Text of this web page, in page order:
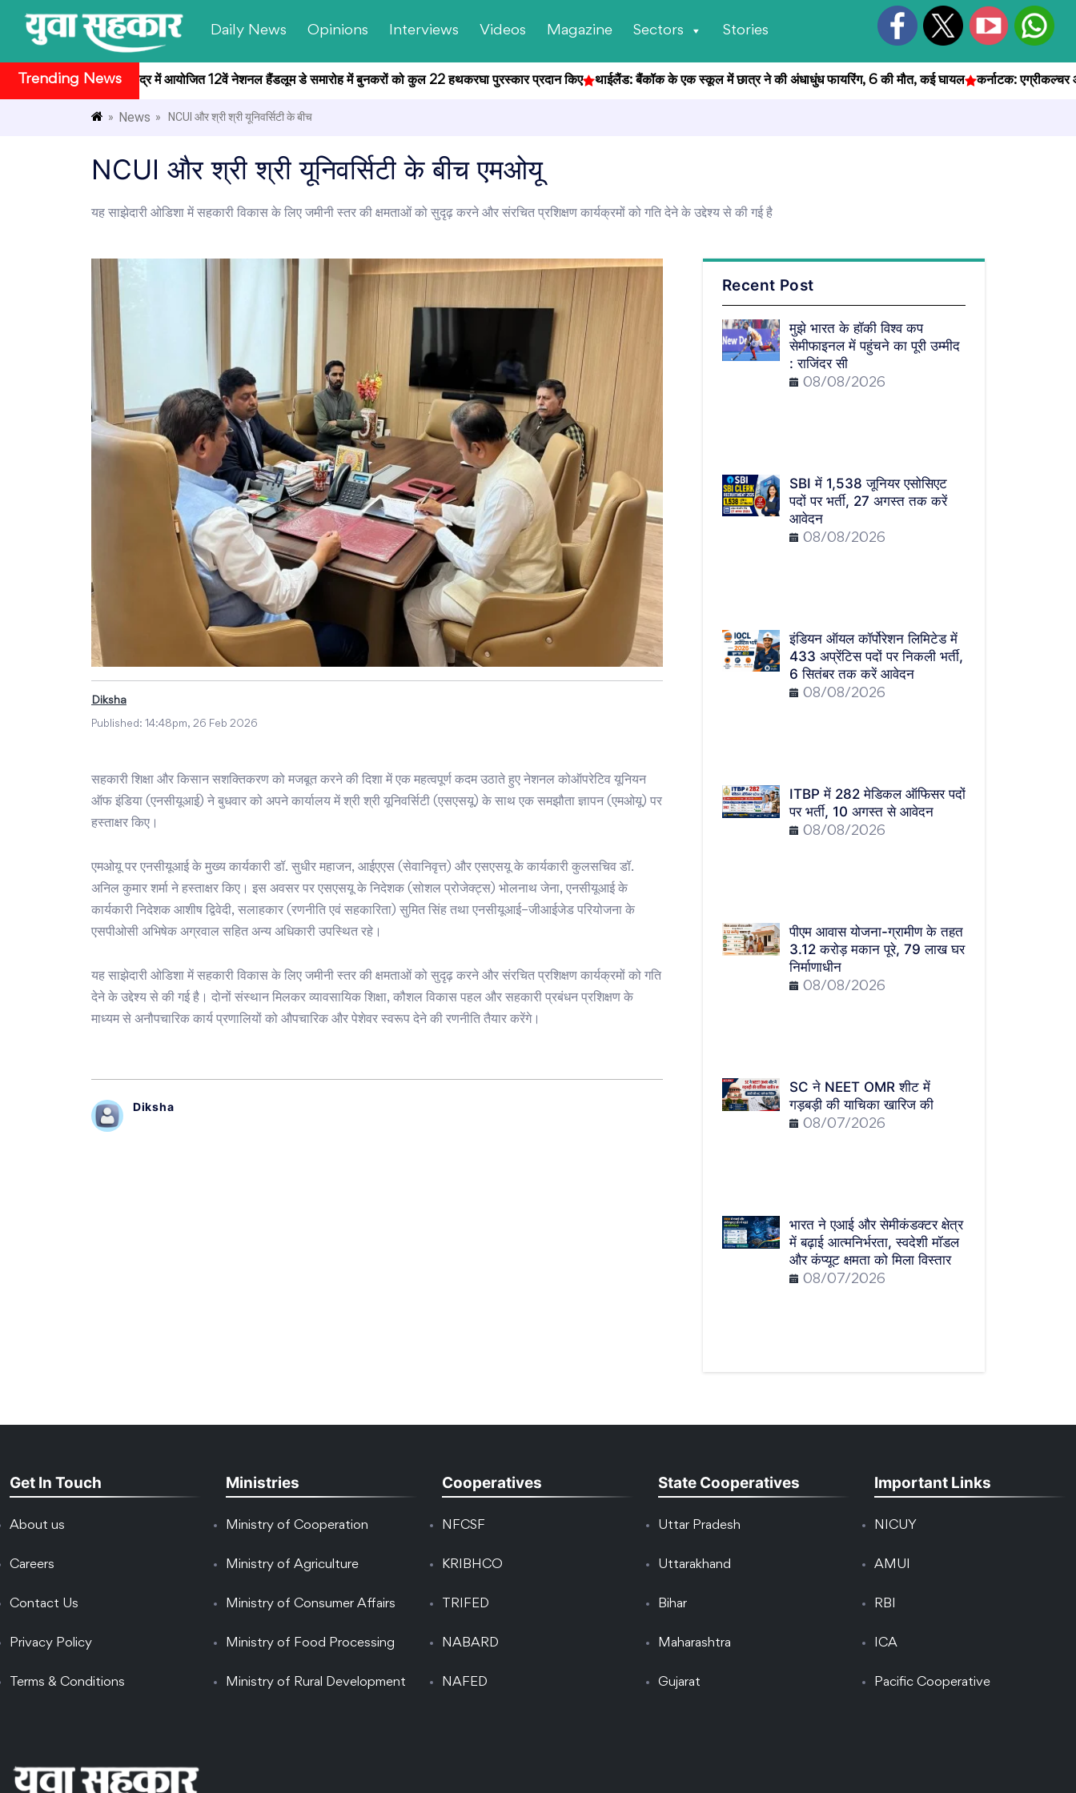
Daily News Opinions Interviews Videos Magazine Sectors Stories
Trending News
भवन सांस्कृतिक केंद्र में आयोजित 12वें नेशनल हैंडलूम डे समारोह में बुनकरों को कुल 22 हथकरघा पुरस्कार प्रदान किए थाईलैंड: बैंकॉक के एक स्कूल में छात्र ने की अंधाधुंध फायरिंग, 6 की मौत, कई घायल कर्नाटक: एग्रीकल्चर ऑफिसर
» News » NCUI और श्री श्री यूनिवर्सिटी के बीच
NCUI और श्री श्री यूनिवर्सिटी के बीच एमओयू
यह साझेदारी ओडिशा में सहकारी विकास के लिए जमीनी स्तर की क्षमताओं को सुदृढ़ करने और संरचित प्रशिक्षण कार्यक्रमों को गति देने के उद्देश्य से की गई है
Diksha
Published: 14:48pm, 26 Feb 2026
सहकारी शिक्षा और किसान सशक्तिकरण को मजबूत करने की दिशा में एक महत्वपूर्ण कदम उठाते हुए नेशनल कोऑपरेटिव यूनियन
ऑफ इंडिया (एनसीयूआई) ने बुधवार को अपने कार्यालय में श्री श्री यूनिवर्सिटी (एसएसयू) के साथ एक समझौता ज्ञापन (एमओयू) पर
हस्ताक्षर किए।
एमओयू पर एनसीयूआई के मुख्य कार्यकारी डॉ. सुधीर महाजन, आईएएस (सेवानिवृत्त) और एसएसयू के कार्यकारी कुलसचिव डॉ.
अनिल कुमार शर्मा ने हस्ताक्षर किए। इस अवसर पर एसएसयू के निदेशक (सोशल प्रोजेक्ट्स) भोलनाथ जेना, एनसीयूआई के
कार्यकारी निदेशक आशीष द्विवेदी, सलाहकार (रणनीति एवं सहकारिता) सुमित सिंह तथा एनसीयूआई–जीआईजेड परियोजना के
एसपीओसी अभिषेक अग्रवाल सहित अन्य अधिकारी उपस्थित रहे।
यह साझेदारी ओडिशा में सहकारी विकास के लिए जमीनी स्तर की क्षमताओं को सुदृढ़ करने और संरचित प्रशिक्षण कार्यक्रमों को गति
देने के उद्देश्य से की गई है। दोनों संस्थान मिलकर व्यावसायिक शिक्षा, कौशल विकास पहल और सहकारी प्रबंधन प्रशिक्षण के
माध्यम से अनौपचारिक कार्य प्रणालियों को औपचारिक और पेशेवर स्वरूप देने की रणनीति तैयार करेंगे।
Diksha
Recent Post
मुझे भारत के हॉकी विश्व कप
सेमीफाइनल में पहुंचने का पूरी उम्मीद
: राजिंदर सी
08/08/2026
SBI में 1,538 जूनियर एसोसिएट
पदों पर भर्ती, 27 अगस्त तक करें
आवेदन
08/08/2026
इंडियन ऑयल कॉर्पोरेशन लिमिटेड में
433 अप्रेंटिस पदों पर निकली भर्ती,
6 सितंबर तक करें आवेदन
08/08/2026
ITBP में 282 मेडिकल ऑफिसर पदों
पर भर्ती, 10 अगस्त से आवेदन
08/08/2026
पीएम आवास योजना-ग्रामीण के तहत
3.12 करोड़ मकान पूरे, 79 लाख घर
निर्माणाधीन
08/08/2026
SC ने NEET OMR शीट में
गड़बड़ी की याचिका खारिज की
08/07/2026
भारत ने एआई और सेमीकंडक्टर क्षेत्र
में बढ़ाई आत्मनिर्भरता, स्वदेशी मॉडल
और कंप्यूट क्षमता को मिला विस्तार
08/07/2026
Get In Touch
About us
Careers
Contact Us
Privacy Policy
Terms & Conditions
Ministries
Ministry of Cooperation
Ministry of Agriculture
Ministry of Consumer Affairs
Ministry of Food Processing
Ministry of Rural Development
Cooperatives
NFCSF
KRIBHCO
TRIFED
NABARD
NAFED
State Cooperatives
Uttar Pradesh
Uttarakhand
Bihar
Maharashtra
Gujarat
Important Links
NICUY
AMUI
RBI
ICA
Pacific Cooperative